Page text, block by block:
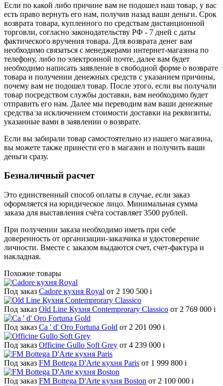
Если по какой либо причине вам не подошел наш товар, у вас
есть право вернуть его нам, получив назад ваши деньги. Срок
возврата товара, купленного по средствам дистанционной
торговли, согласно законодательству РФ - 7 дней с даты
фактического вручения товара. Для возврата денег вам
необходимо связаться с менеджерами интернет-магазина по
телефону, либо по электронной почте, далее вам будет
необходимо написать заявление в свободной форме о возврате
товара и получении денежных средств с указанием причины,
почему вам не подошел товар. После этого, если вы получали
товар посредством службы доставки, вам необходимо будет
отправить его нам. Далее мы переводим вам ваши денежные
средства за исключением стоимости доставки на реквизиты,
указанные вами в заявлении о возврате.
Если вы забирали товар самостоятельно из нашего магазина,
вы можете также принести его в магазин и получить ваши
деньги сразу.
Безналичный расчет
Это единственный способ оплаты в случае, если заказ
оформляется на юридическое лицо. Минимальная сумма
заказа для выставления счёта составляет 3500 рублей.
При получении заказа необходимо иметь при себе
доверенность от организации-заказчика и удостоверение
личности. Вместе с заказом выдаются счет, счет-фактура и
накладная.
Похожие товары
Под заказ Cadore кухня Royal от 2 190 500 i
Под заказ Old Line Кухня Contemprorary Classico от 2 769 000 i
Под заказ Ca ' d' Oro Fortuna Gold от 2 201 090 i
Под заказ Officine Gullo Soft Grey от 4 239 000 i
Под заказ FM Bottega D'Arte кухня Paris от 1 999 800 i
Под заказ FM Bottega D'Arte кухня Boston от 2 100 000 i